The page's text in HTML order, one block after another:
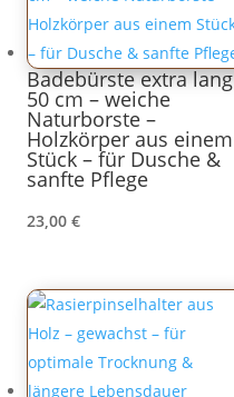
Badebürste extra lang
50 cm – weiche
Naturborste –
Holzkörper aus einem
Stück – für Dusche &
sanfte Pflege
23,00 €